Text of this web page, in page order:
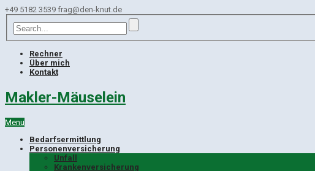
+49 5182 3539 frag@den-knut.de
Rechner
Über mich
Kontakt
Makler-Mäuselein
Menu
Bedarfsermittlung
Personenversicherung
Unfall
Krankenversicherung